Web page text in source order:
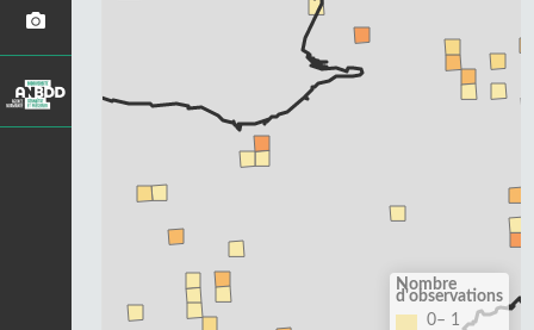
Nombre
d'observations
0– 1